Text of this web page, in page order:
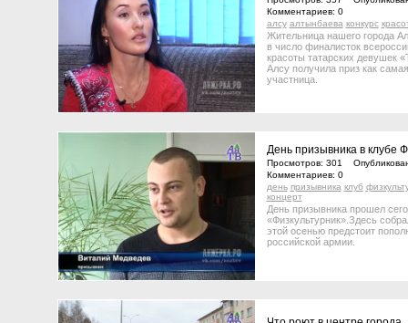
Комментариев: 0
алсу алтынбаева конкурс
Жительница нашего города
в число финалисток
красоты татарских девушек
Алсу получила приз как
участница.
День призывника в клубе
Просмотров: 301
Комментариев: 0
день призывника клуб
концерт
День призывника прошел
«Физкультурник».Здесь
этой осенью предстоит
российской армии.